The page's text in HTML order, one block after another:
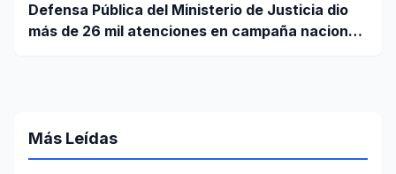
Defensa Pública del Ministerio de Justicia dio
más de 26 mil atenciones en campaña nacional
Más Leídas